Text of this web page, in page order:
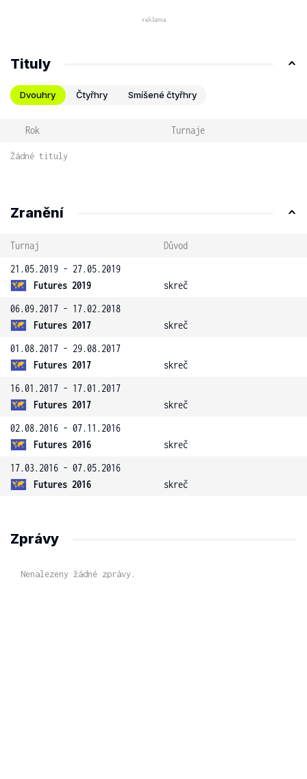
Tituly
Dvouhry Čtyřhry Smíšené čtyřhry
Rok Turnaje
Žádné tituly
Zranění
Turnaj
Důvod
21.05.2019 - 27.05.2019
Futures 2019
skreč
06.09.2017 - 17.02.2018
Futures 2017
skreč
01.08.2017 - 29.08.2017
Futures 2017
skreč
16.01.2017 - 17.01.2017
Futures 2017
skreč
02.08.2016 - 07.11.2016
Futures 2016
skreč
17.03.2016 - 07.05.2016
Futures 2016
skreč
Zprávy
Nenalezeny žádné zprávy.